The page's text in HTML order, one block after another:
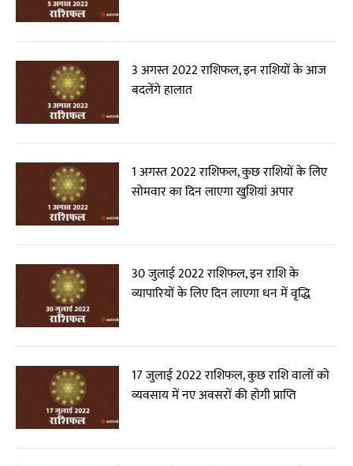
3 अगस्त 2022 राशिफल, इन राशियों के आज
बदलेंगे हालात
1 अगस्त 2022 राशिफल, कुछ राशियों के लिए
सोमवार का दिन लाएगा खुशियां अपार
30 जुलाई 2022 राशिफल, इन राशि के
व्यापारियों के लिए दिन लाएगा धन में वृद्धि
17 जुलाई 2022 राशिफल, कुछ राशि वालों को
व्यवसाय में नए अवसरों की होगी प्राप्ति